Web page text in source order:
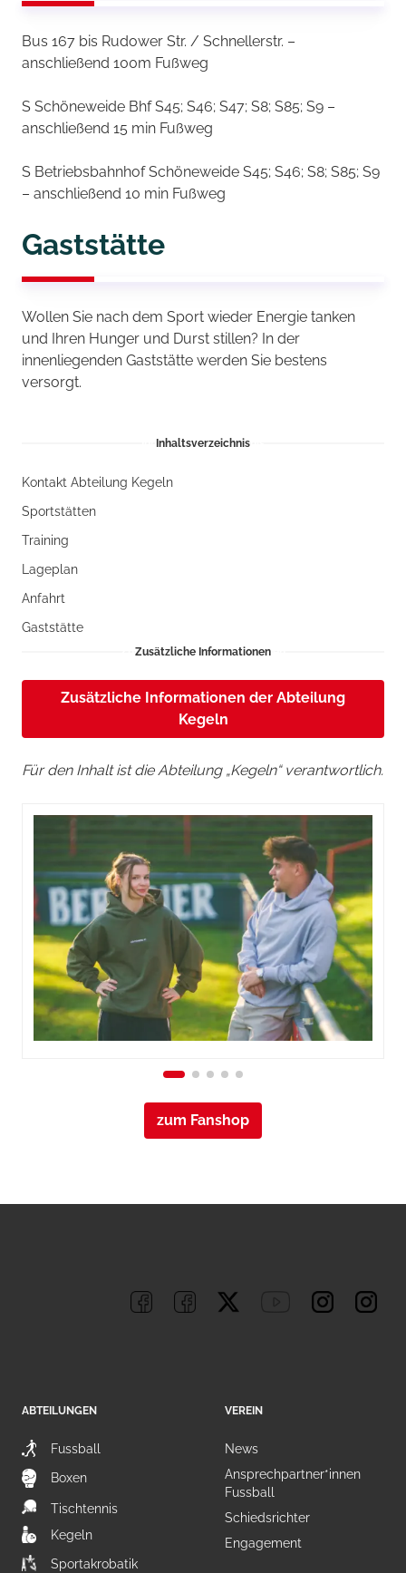
Bus 167 bis Rudower Str. / Schnellerstr. –
anschließend 100m Fußweg
S Schöneweide Bhf S45; S46; S47; S8; S85; S9 –
anschließend 15 min Fußweg
S Betriebsbahnhof Schöneweide S45; S46; S8; S85; S9
– anschließend 10 min Fußweg
Gaststätte
Wollen Sie nach dem Sport wieder Energie tanken
und Ihren Hunger und Durst stillen? In der
innenliegenden Gaststätte werden Sie bestens
versorgt.
Inhaltsverzeichnis
Kontakt Abteilung Kegeln
Sportstätten
Training
Lageplan
Anfahrt
Gaststätte
Zusätzliche Informationen
Zusätzliche Informationen der Abteilung
Kegeln
Für den Inhalt ist die Abteilung „Kegeln“ verantwortlich.
zum Fanshop
ABTEILUNGEN
Fussball
Boxen
Tischtennis
Kegeln
Sportakrobatik
VEREIN
News
Ansprechpartner*innen
Fussball
Schiedsrichter
Engagement